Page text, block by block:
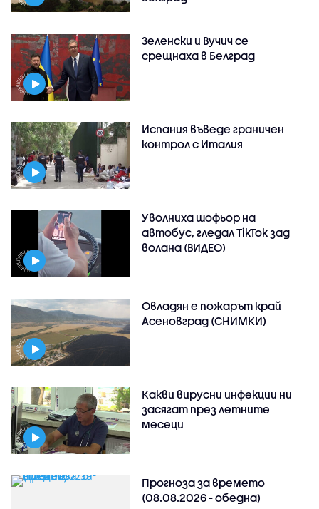
Зеленски и Вучич се
срещнаха в Белград
Испания въведе граничен
контрол с Италия
Уволниха шофьор на
автобус, гледал TikTok зад
волана (ВИДЕО)
Овладян е пожарът край
Асеновград (СНИМКИ)
Какви вирусни инфекции ни
засягат през летните
месеци
Прогноза за времето
(08.08.2026 - обедна)